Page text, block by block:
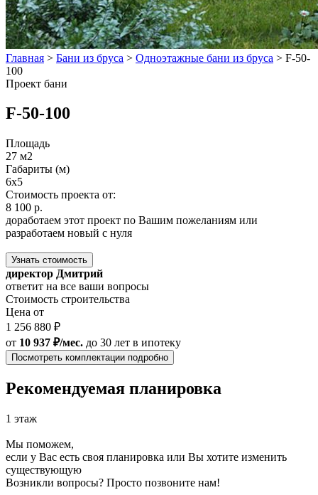
Главная > Бани из бруса > Одноэтажные бани из бруса > F-50-
100
Проект бани
F-50-100
Площадь
27 м2
Габариты (м)
6x5
Стоимость проекта от:
8 100 р.
доработаем этот проект по Вашим пожеланиям или
разработаем новый с нуля
Узнать стоимость
директор Дмитрий
ответит на все ваши вопросы
Стоимость строительства
Цена от
1 256 880 ₽
от 10 937 ₽/мес. до 30 лет в ипотеку
Посмотреть комплектации подробно
Рекомендуемая планировка
1 этаж
Мы поможем,
если у Вас есть своя планировка или Вы хотите изменить
существующую
Возникли вопросы? Просто позвоните нам!